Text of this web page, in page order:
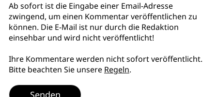
Ab sofort ist die Eingabe einer Email-Adresse
zwingend, um einen Kommentar veröffentlichen zu
können. Die E-Mail ist nur durch die Redaktion
einsehbar und wird nicht veröffentlicht!
Ihre Kommentare werden nicht sofort veröffentlicht.
Bitte beachten Sie unsere Regeln.